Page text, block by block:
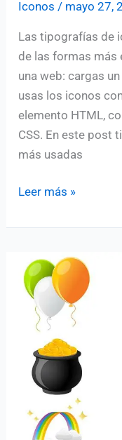
Iconos / mayo 27,
Las tipografías de
de las formas más
una web: cargas
usas los iconos
elemento HTML,
CSS. En este post
más usadas
10
de
gratis
para
web
(Font
Awesome
más,
2026)
Leer más »